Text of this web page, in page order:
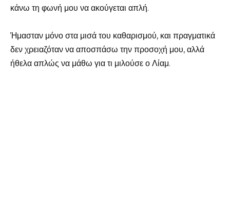
κάνω τη φωνή μου να ακούγεται απλή.
Ήμασταν μόνο στα μισά του καθαρισμού, και πραγματικά
δεν χρειαζόταν να αποσπάσω την προσοχή μου, αλλά
ήθελα απλώς να μάθω για τι μιλούσε ο Λίαμ.